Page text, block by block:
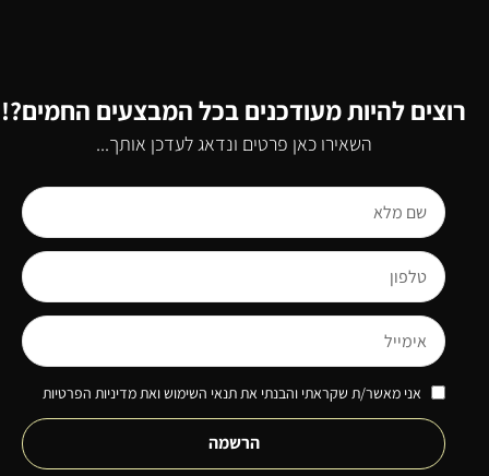
רוצים להיות מעודכנים בכל המבצעים החמים?!
השאירו כאן פרטים ונדאג לעדכן אותך...
אני מאשר/ת שקראתי והבנתי את תנאי השימוש ואת מדיניות הפרטיות
הרשמה